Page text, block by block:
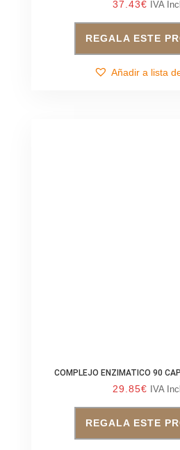
37.43€ IVA
REGALA ESTE
Añadir a lista
COMPLEJO ENZIMATICO 90
29.85€ IVA
REGALA ESTE